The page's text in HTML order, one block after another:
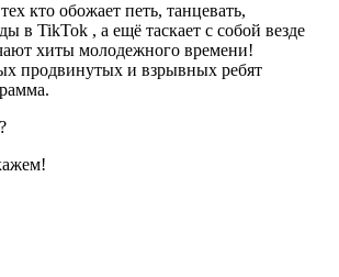
кто обожает петь, танцевать,
в TikTok , а ещё таскает с собой везде
хиты молодежного времени!
продвинутых и взрывных ребят